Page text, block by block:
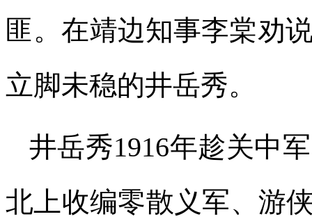
匪。在靖边知事李棠劝
立脚未稳的井岳秀。
井岳秀1916年趁关中
北上收编零散义军、游